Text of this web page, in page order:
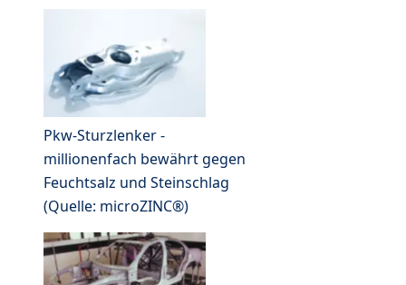
Pkw-Sturzlenker -
millionenfach bewährt gegen
Feuchtsalz und Steinschlag
(Quelle: microZINC®)